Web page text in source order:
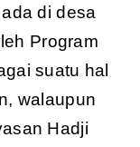
di desa
Program
suatu hal
walaupun
Hadji